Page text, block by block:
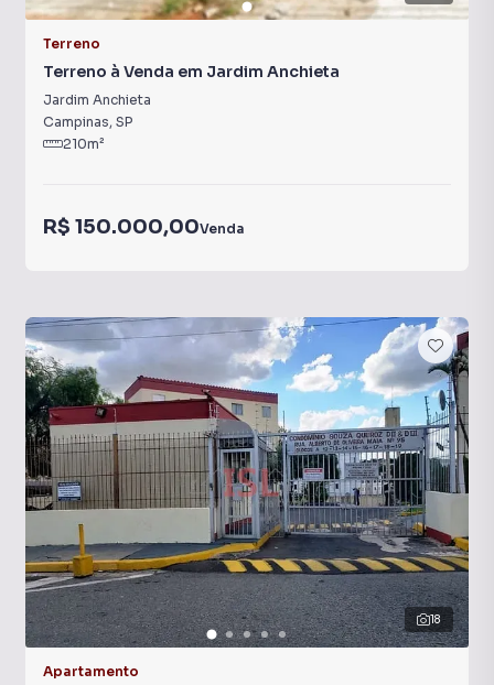
Terreno
Terreno à Venda em Jardim Anchieta
Jardim Anchieta
Campinas, SP
210m²
R$ 150.000,00Venda
18
Apartamento